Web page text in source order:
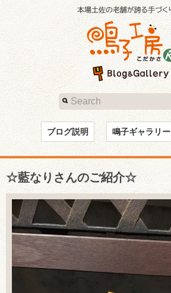
ブログ説明 鳴子ギャラリー
☆藍なりさんのご紹介☆